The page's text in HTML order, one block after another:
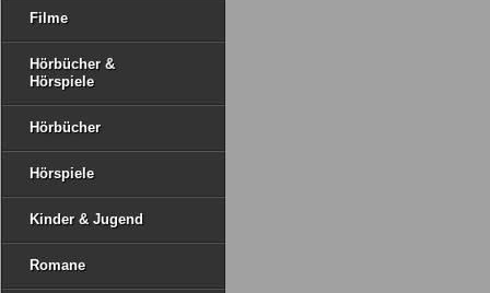
Filme
Hörbücher &
Hörspiele
Hörbücher
Hörspiele
Kinder & Jugend
Romane